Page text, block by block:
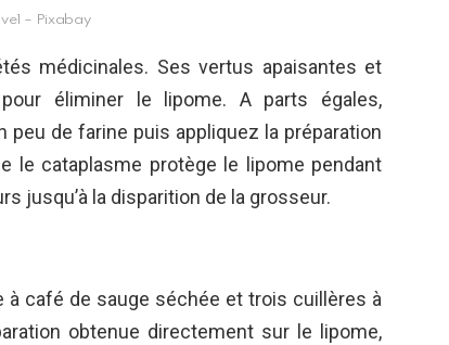
– Pixabay
médicinales. Ses vertus apaisantes et
éliminer le lipome. A parts égales,
de farine puis appliquez la préparation
le cataplasme protège le lipome pendant
jusqu’à la disparition de la grosseur.
à café de sauge séchée et trois cuillères à
obtenue directement sur le lipome,